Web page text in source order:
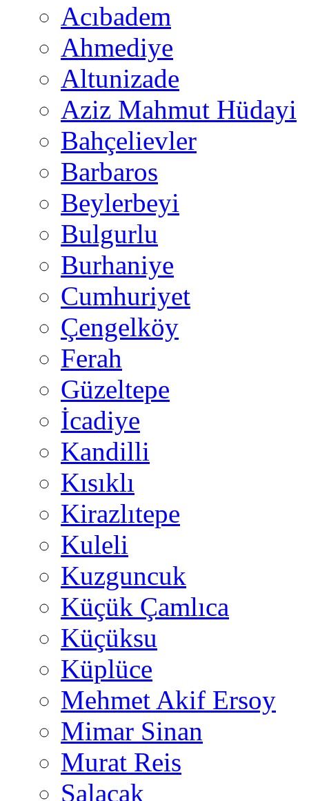
Acıbadem
Ahmediye
Altunizade
Aziz Mahmut Hüdayi
Bahçelievler
Barbaros
Beylerbeyi
Bulgurlu
Burhaniye
Cumhuriyet
Çengelköy
Ferah
Güzeltepe
İcadiye
Kandilli
Kısıklı
Kirazlıtepe
Kuleli
Kuzguncuk
Küçük Çamlıca
Küçüksu
Küplüce
Mehmet Akif Ersoy
Mimar Sinan
Murat Reis
Salacak